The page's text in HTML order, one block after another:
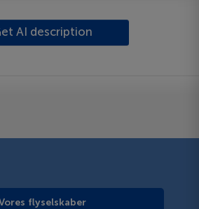
AI description
flyselskaber